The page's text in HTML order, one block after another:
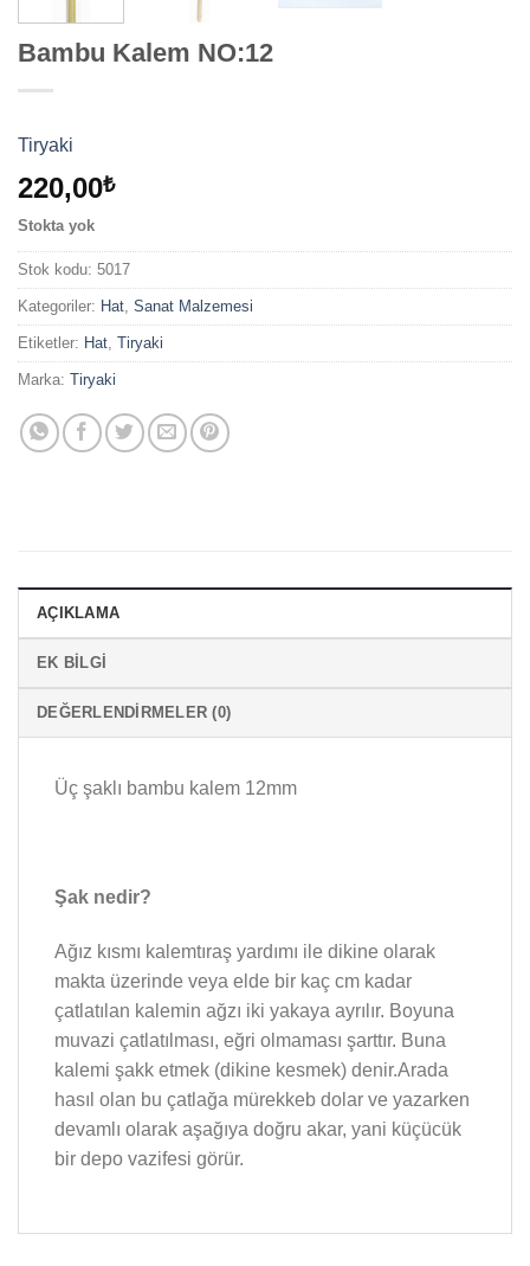
Bambu Kalem NO:12
Tiryaki
220,00₺
Stokta yok
Stok kodu: 5017
Kategoriler: Hat, Sanat Malzemesi
Etiketler: Hat, Tiryaki
Marka: Tiryaki
AÇIKLAMA
EK BILGI
DEĞERLENDIRMELER (0)
Üç şaklı bambu kalem 12mm
Şak nedir?
Ağız kısmı kalemtıraş yardımı ile dikine olarak
makta üzerinde veya elde bir kaç cm kadar
çatlatılan kalemin ağzı iki yakaya ayrılır. Boyuna
muvazi çatlatılması, eğri olmaması şarttır. Buna
kalemi şakk etmek (dikine kesmek) denir.Arada
hasıl olan bu çatlağa mürekkeb dolar ve yazarken
devamlı olarak aşağıya doğru akar, yani küçücük
bir depo vazifesi görür.